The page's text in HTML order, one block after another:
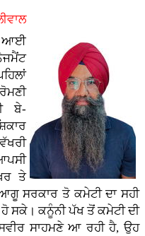
ਆਈ
ਬੇ-
ਤੇ
ਸਰਕਾਰ ਤੋ ਕਮੇਟੀ ਦਾ ਸਹੀ
ਹੋ ਸਕੇ। ਕਨੂੰਨੀ ਪੱਖ ਤੋਂ ਕਮੇਟੀ ਦੀ
ਸਾਹਮਣੇ ਆ ਰਹੀ ਹੈ, ਉਹ